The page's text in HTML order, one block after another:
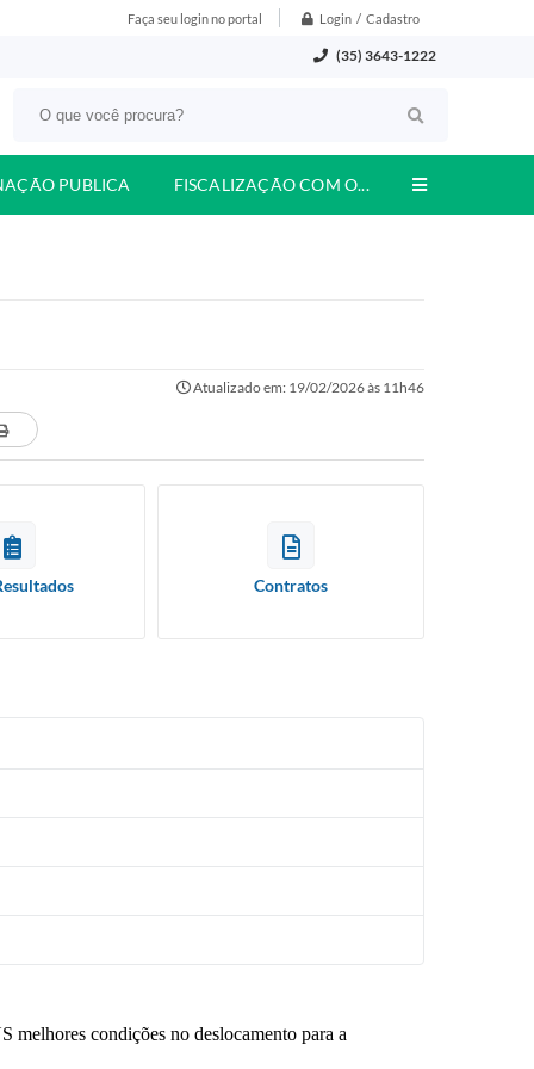
Faça seu login no portal Login / Cadastro
(35) 3643-1222
PUBLICA FISCALIZAÇÃO COM O...
Atualizado em: 19/02/2026 às 11h46
Contratos
melhores condições no deslocamento para a